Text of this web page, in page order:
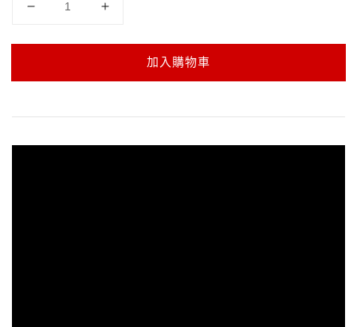
加入購物車